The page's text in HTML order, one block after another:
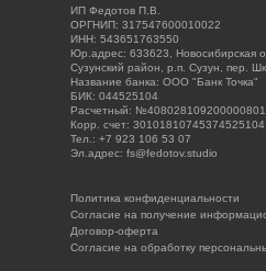
Политика конфиденциальности
Договор-оферта
Согласие на обработку
Согласие на получение
ИП Федотов П.В.
ОРГНИП: 317547600010022
ИНН: 543651763550
Юр.адрес: 633623, Новосибирская
Сузунский район, р.п. Сузун, пер.
Название банка: ООО "Банк Точка"
БИК: 044525104
Расчетный:
Корр. счет: 30101810745374525104
Тел.: +7 923 106 53 07
Эл.адрес: fs@fedotov.studio